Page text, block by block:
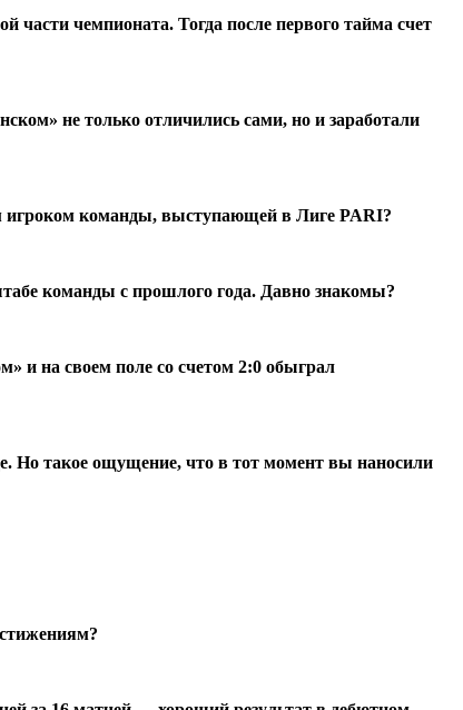
чемпионата. Тогда после первого тайма счет
не только отличились сами, но и заработали
игроком команды, выступающей в Лиге PARI?
команды с прошлого года. Давно знакомы?
и на своем поле со счетом 2:0 обыграл
Но такое ощущение, что в тот момент вы наносили